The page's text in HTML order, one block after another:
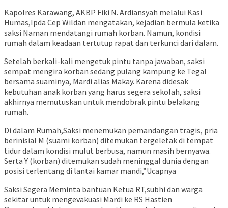
Kapolres Karawang, AKBP Fiki N. Ardiansyah melalui Kasi
Humas,Ipda Cep Wildan mengatakan, kejadian bermula ketika
saksi Naman mendatangi rumah korban. Namun, kondisi
rumah dalam keadaan tertutup rapat dan terkunci dari dalam.
Setelah berkali-kali mengetuk pintu tanpa jawaban, saksi
sempat mengira korban sedang pulang kampung ke Tegal
bersama suaminya, Mardi alias Makay. Karena didesak
kebutuhan anak korban yang harus segera sekolah, saksi
akhirnya memutuskan untuk mendobrak pintu belakang
rumah.
Di dalam Rumah,Saksi menemukan pemandangan tragis, pria
berinisial M (suami korban) ditemukan tergeletak di tempat
tidur dalam kondisi mulut berbusa, namun masih bernyawa.
Serta Y (korban) ditemukan sudah meninggal dunia dengan
posisi terlentang di lantai kamar mandi,”Ucapnya
​Saksi Segera Meminta bantuan Ketua RT,subhi dan warga
sekitar untuk mengevakuasi Mardi ke RS Hastien